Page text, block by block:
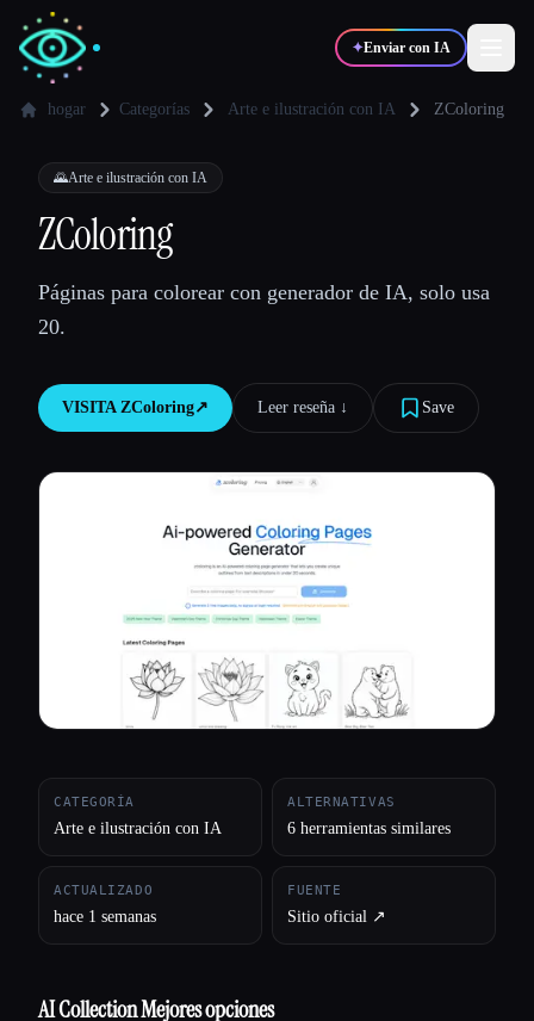
✦Enviar con IA
✍️Escritores
💻 Desarrolladores
🎓
Comparar herramientas
hogar Categorías Arte e ilustración con IA ZColoring
🌄Arte e ilustración con IA
ZColoring
Páginas para colorear con generador de IA, solo usa
20.
VISITA ZColoring↗︎ Leer reseña ↓︎ Save
CATEGORÍA
Arte e ilustración con IA
ALTERNATIVAS
6 herramientas similares
ACTUALIZADO
hace 1 semanas
FUENTE
Sitio oficial ↗︎
AI Collection Mejores opciones